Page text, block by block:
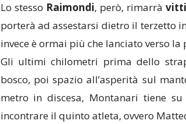
Lo stesso Raimondi, però, rimarrà
porterà ad assestarsi dietro il terzetto
invece è ormai più che lanciato verso
Gli ultimi chilometri prima dello
bosco, poi spazio all’asperità sul
metro in discesa, Montanari tiene
incontrare il quinto atleta, ovvero